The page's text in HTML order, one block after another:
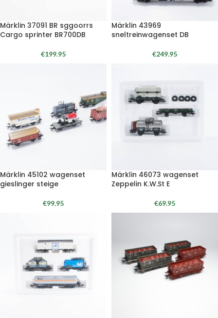
Märklin 37091 BR sggoorrs
Cargo sprinter BR700DB
€199.95
Märklin 43969
sneltreinwagenset DB
€249.95
Märklin 45102 wagenset
gieslinger steige
€99.95
Märklin 46073 wagenset
Zeppelin K.W.St E
€69.95